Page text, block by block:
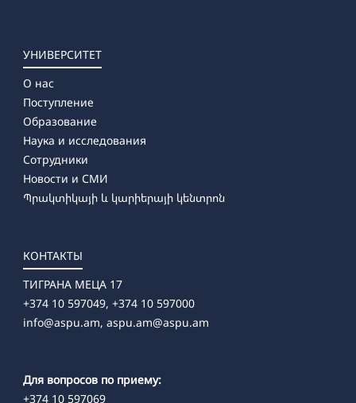
УНИВЕРСИТЕТ
О нас
Поступление
Образование
Наука и исследования
Сотрудники
Новости и СМИ
Պրակտիկայի և կարիերայի կենտրոն
КОНТАКТЫ
ТИГРАНА МЕЦА 17
+374 10 597049, +374 10 597000
info@aspu.am, aspu.am@aspu.am
Для вопросов по приему:
+374 10 597069